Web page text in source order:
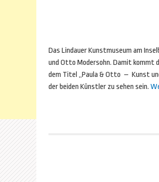
Das Lindauer Kunstmuseum am
und Otto Modersohn. Damit kommt
dem Titel „Paula & Otto – Kunst
der beiden Künstler zu sehen sein.